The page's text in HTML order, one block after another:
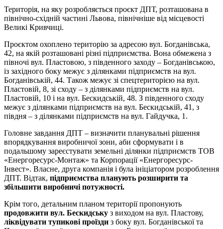
Територія, на яку розробляється проєкт ДПТ, розташована в
північно-східній частині Львова, північніше від місцевості
Великі Кривчиці.
Проєктом охоплено територію за адресою вул. Богданівська,
42, на якій розташовані різні підприємства. Вона обмежена з
півночі вул. Пластовою, з південного заходу – Богданівською,
із західного боку межує з ділянками підприємств на вул.
Богданівській, 44. Також межує зі спецтериторією на вул.
Пластовій, 8, зі сходу – з ділянками підприємств на вул.
Пластовій, 10 і на вул. Бескидській, 48. З південного сходу
межує з ділянками підприємств на вул. Бескидській, 41, з
півдня – з ділянками підприємств на вул. Гайдучка, 1.
Головне завдання ДПТ – визначити планувальні рішення
впорядкування виробничої зони, аби сформувати і в
подальшому зареєстувати земельні ділянки підприємств ТОВ
«Енергоресурс-Монтаж» та Корпорації «Енергоресурс-
Інвест». Власне, друга компанія і була ініціатором розроблення
ДПТ. Відтак, підприємства планують розширити та
збільшити виробничі потужності.
Крім того, детальним планом території пропонують
продовжити вул. Бескидську з виходом на вул. Пластову,
ліквідувати тупикові проїзди з боку вул. Богданівської та